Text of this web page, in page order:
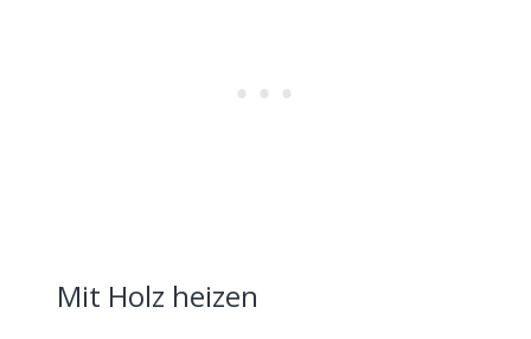
Mit Holz heizen